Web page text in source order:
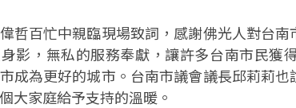
哲百忙中親臨現場致詞，感謝佛光人對台
影，無私的服務奉獻，讓許多台南市民獲
成為更好的城市。台南市議會議長邱莉莉
大家庭給予支持的溫暖。